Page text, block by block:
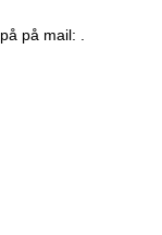
på mail: .